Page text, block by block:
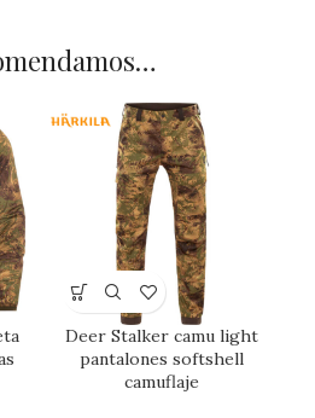
Deer Stalker camu light
pantalones softshell
camuflaje